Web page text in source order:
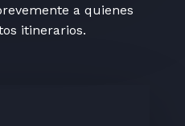
a quienes
itinerarios.